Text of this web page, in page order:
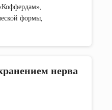
формы,
нерва